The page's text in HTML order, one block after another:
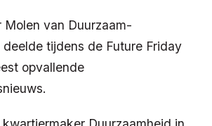
Molen van Duurzaam-
deelde tijdens de Future Friday
opvallende